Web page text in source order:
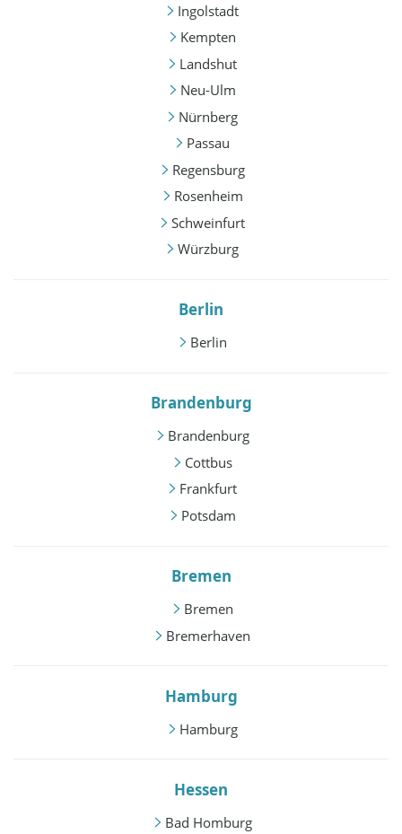
Ingolstadt
Kempten
Landshut
Neu-Ulm
Nürnberg
Passau
Regensburg
Rosenheim
Schweinfurt
Würzburg
Berlin
Berlin
Brandenburg
Brandenburg
Cottbus
Frankfurt
Potsdam
Bremen
Bremen
Bremerhaven
Hamburg
Hamburg
Hessen
Bad Homburg